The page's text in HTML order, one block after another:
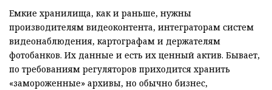
Емкие хранилища, как и раньше, нужны
производителям видеоконтента, интеграторам систем
видеонаблюдения, картографам и держателям
фотобанков. Их данные и есть их ценный актив. Бывает,
по требованиям регуляторов приходится хранить
«замороженные» архивы, но обычно бизнес,